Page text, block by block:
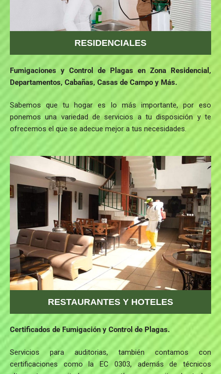
RESIDENCIALES
Fumigaciones y Control de Plagas en Zona Residencial,
Departamentos, Cabañas, Casas de Campo y Más.
Sabemos que tu hogar es lo más importante, por eso
ponemos una variedad de servicios a tu disposición y te
ofrecemos el que se adecue mejor a tus necesidades.
RESTAURANTES Y HOTELES
Certificados de Fumigación y Control de Plagas.
Servicios para auditorias, también contamos con
certificaciones como la EC 0303, además de técnicos